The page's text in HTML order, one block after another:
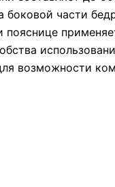
боковой части
пояснице
возможности